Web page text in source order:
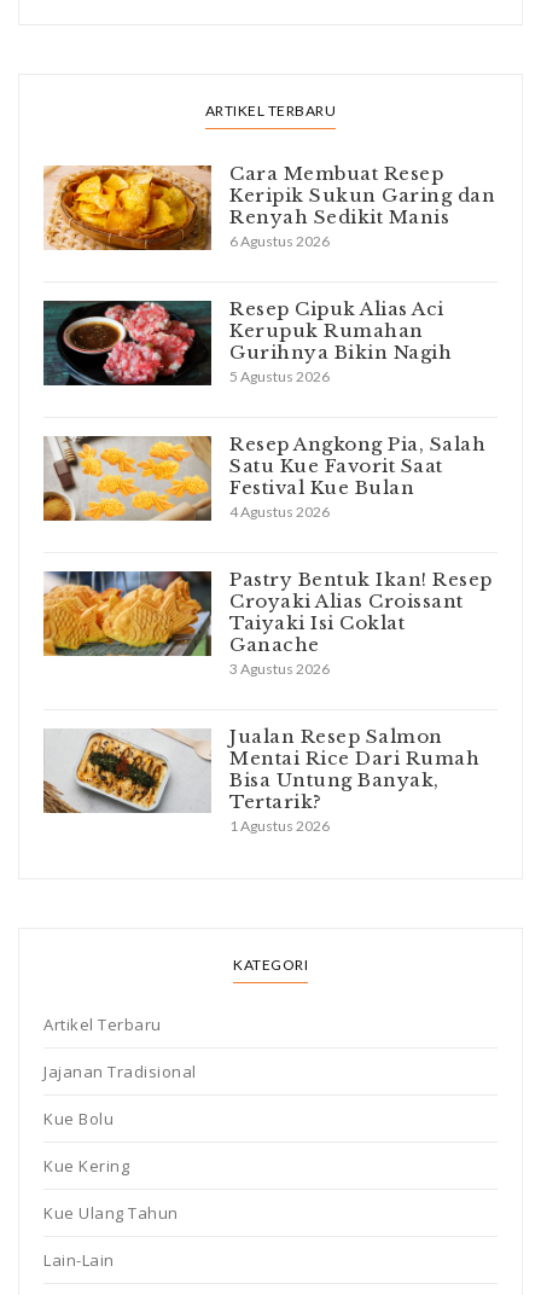
ARTIKEL TERBARU
Cara Membuat Resep
Keripik Sukun Garing dan
Renyah Sedikit Manis
6 Agustus 2026
Resep Cipuk Alias Aci
Kerupuk Rumahan
Gurihnya Bikin Nagih
5 Agustus 2026
Resep Angkong Pia, Salah
Satu Kue Favorit Saat
Festival Kue Bulan
4 Agustus 2026
Pastry Bentuk Ikan! Resep
Croyaki Alias Croissant
Taiyaki Isi Coklat
Ganache
3 Agustus 2026
Jualan Resep Salmon
Mentai Rice Dari Rumah
Bisa Untung Banyak,
Tertarik?
1 Agustus 2026
KATEGORI
Artikel Terbaru
Jajanan Tradisional
Kue Bolu
Kue Kering
Kue Ulang Tahun
Lain-Lain